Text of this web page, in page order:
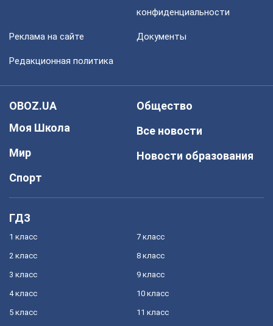
конфиденциальности
Реклама на сайте Документы
Редакционная политика
OBOZ.UA
Моя Школа
Мир
Спорт
Общество
Все новости
Новости образования
ГДЗ
1 класс
2 класс
3 класс
4 класс
5 класс
7 класс
8 класс
9 класс
10 класс
11 класс